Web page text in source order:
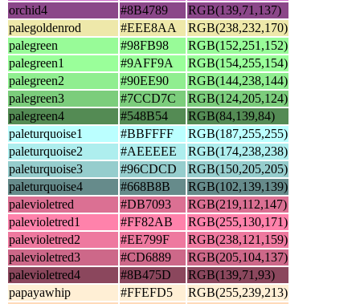
orchid4
#8B4789
RGB(139,71,137)
palegoldenrod
#EEE8AA
RGB(238,232,170)
palegreen
#98FB98
RGB(152,251,152)
palegreen1
#9AFF9A
RGB(154,255,154)
palegreen2
#90EE90
RGB(144,238,144)
palegreen3
#7CCD7C
RGB(124,205,124)
palegreen4
#548B54
RGB(84,139,84)
paleturquoise1
#BBFFFF
RGB(187,255,255)
paleturquoise2
#AEEEEE
RGB(174,238,238)
paleturquoise3
#96CDCD
RGB(150,205,205)
paleturquoise4
#668B8B
RGB(102,139,139)
palevioletred
#DB7093
RGB(219,112,147)
palevioletred1
#FF82AB
RGB(255,130,171)
palevioletred2
#EE799F
RGB(238,121,159)
palevioletred3
#CD6889
RGB(205,104,137)
palevioletred4
#8B475D
RGB(139,71,93)
papayawhip
#FFEFD5
RGB(255,239,213)